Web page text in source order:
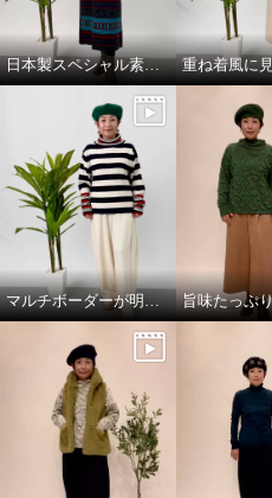
日本製スペシャル素材のジャンパースカート！
マルチボーダーが明るさ添えるニットプルオーバー！